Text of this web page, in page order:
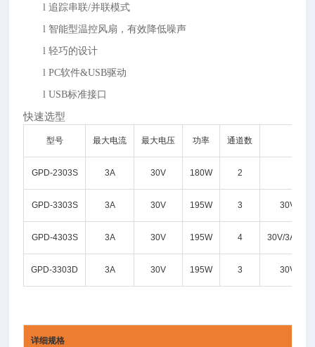
l追踪串联/并联模式
l 智能型温控风扇，有效降低噪声
l轻巧的设计
lPC软件&USB驱动
lUSB标准接口
快速选型
型号 最大电流 最大电压 功率 通道数
GPD-2303S 3A 30V 180W 2
GPD-3303S 3A 30V 195W 3 30V/
GPD-4303S 3A 30V 195W 4 30V/
GPD-3303D 3A 30V 195W 3 30V/
详细规格